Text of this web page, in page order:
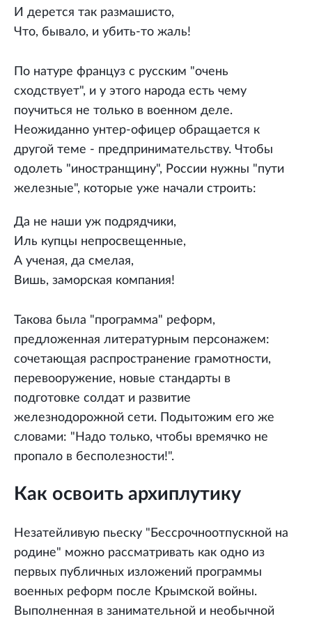
И дерется так размашисто,
Что, бывало, и убить-то жаль!
По натуре француз с русским "очень
сходствует", и у этого народа есть чему
поучиться не только в военном деле.
Неожиданно унтер-офицер обращается к
другой теме - предпринимательству. Чтобы
одолеть "иностранщину", России нужны "пути
железные", которые уже начали строить:
Да не наши уж подрядчики,
Иль купцы непросвещенные,
А ученая, да смелая,
Вишь, заморская компания!
Такова была "программа" реформ,
предложенная литературным персонажем:
сочетающая распространение грамотности,
перевооружение, новые стандарты в
подготовке солдат и развитие
железнодорожной сети. Подытожим его же
словами: "Надо только, чтобы времячко не
пропало в бесполезности!".
Как освоить архиплутику
Незатейливую пьеску "Бессрочноотпускной на
родине" можно рассматривать как одно из
первых публичных изложений программы
военных реформ после Крымской войны.
Выполненная в занимательной и необычной